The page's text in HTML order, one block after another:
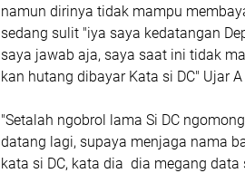
namun dirinya tidak mampu
sedang sulit "iya saya kedatangan
saya jawab aja, saya saat ini tidak
kan hutang dibayar Kata si DC" Ujar A
"Setalah ngobrol lama Si DC
datang lagi, supaya menjaga nama
kata si DC, kata dia dia megang